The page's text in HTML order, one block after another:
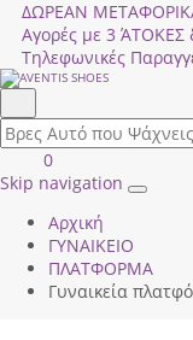
ΔΩΡΕΑΝ ΜΕΤΑΦΟΡΙΚΑ
Αγορές με 3 ΆΤΟΚΕΣ
Τηλεφωνικές
field.search
Είσοδος
|
ΚΑΛΑΘΙ
ΑΓΟΡΩΝ
0
Skip navigation
Toggle
Αρχική
ΓΥΝΑΙΚΕΙΟ
ΠΛΑΤΦΟΡΜΑ
Γυναικεία